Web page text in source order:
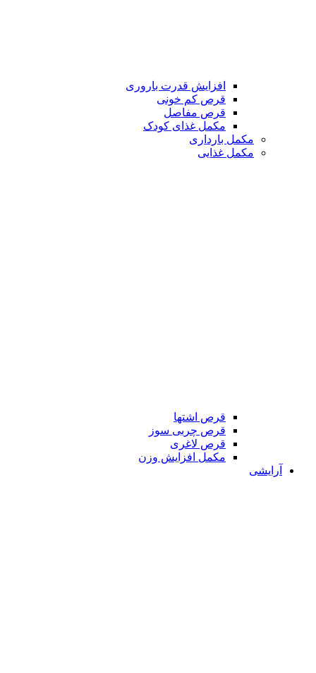
افزایش قدرت باروری
قرص کم خونی
قرص مفاصل
مکمل غذای کودک
مکمل بارداری
مکمل غذایی
قرص اشتها
قرص چربی سوز
قرص لاغری
مکمل افزایش وزن
آرایشی